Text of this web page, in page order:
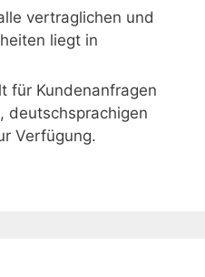
vertraglichen und
liegt in
für Kundenanfragen
deutschsprachigen
Verfügung.